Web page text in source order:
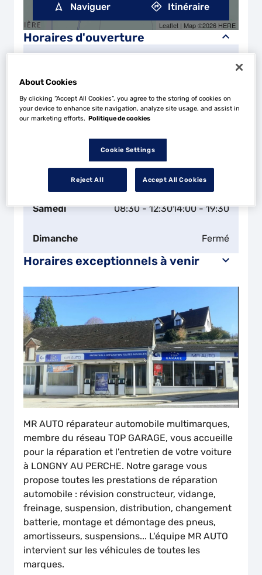
Horaires d'ouverture
Mardi
Mercredi 08:30 - 12:30
08:30 - 12:30
Vendredi 08:30 - 12:3014:00 - 19:30
Samedi 08:30 - 12:3014:00 - 19:30
Dimanche Fermé
Horaires exceptionnels à venir
Leaflet | Map ©2026 HERE
Naviguer Itinéraire
MR AUTO réparateur automobile multimarques,
membre du réseau TOP GARAGE, vous accueille
pour la réparation et l'entretien de votre voiture
à LONGNY AU PERCHE. Notre garage vous
propose toutes les prestations de réparation
automobile : révision constructeur, vidange,
freinage, suspension, distribution, changement
batterie, montage et démontage des pneus,
amortisseurs, suspensions... L'équipe MR AUTO
intervient sur les véhicules de toutes les
marques.
About Cookies
By clicking “Accept All Cookies”, you agree to the storing of cookies on
your device to enhance site navigation, analyze site usage, and assist in
our marketing efforts. Politique de cookies
Cookie Settings
Reject All Accept All Cookies